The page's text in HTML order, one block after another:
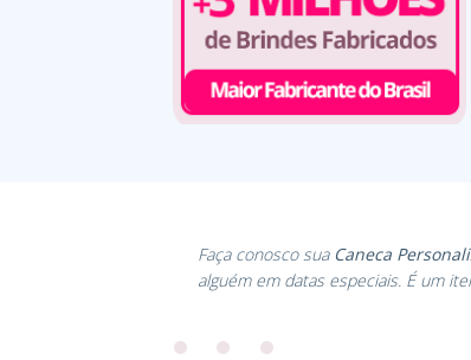
Faça conosco sua Caneca
alguém em datas especiais. É um